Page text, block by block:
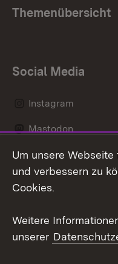
Themenübersicht
Social Media
Instagram
Mastodon
Messenger
Um unsere
und verbessern zu
Cookies.
Weitere
unserer